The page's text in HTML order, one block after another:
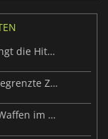
Der Versus-Modus von Vermintide 2 bringt die Hitze zurück ins Spiel
Warhammer: Vermintide 2 ist für eine begrenzte Zeit kostenlos auf PC
Warhammer: Vermintide 2 erhält neue Waffen im Chaos Wastes DLC